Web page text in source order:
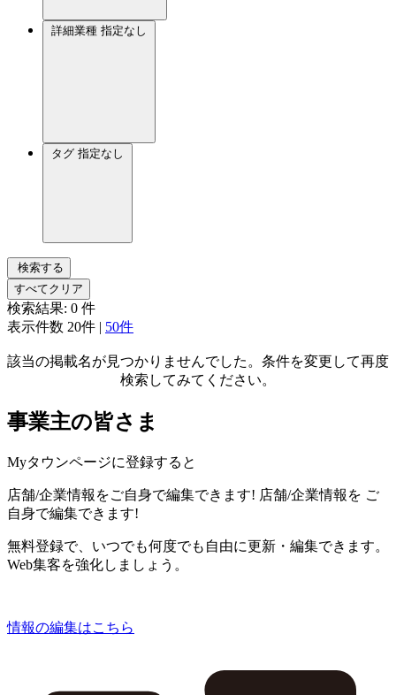
詳細業種 指定なし
タグ 指定なし
検索する
すべてクリア
検索結果: 0 件
表示件数 20件 | 50件
該当の掲載名が見つかりませんでした。条件を変更して再度
検索してみてください。
事業主の皆さま
Myタウンページに登録すると
店舗/企業情報をご自身で編集できます! 店舗/企業情報を ご
自身で編集できます!
無料登録で、いつでも何度でも自由に更新・編集できます。
Web集客を強化しましょう。
情報の編集はこちら